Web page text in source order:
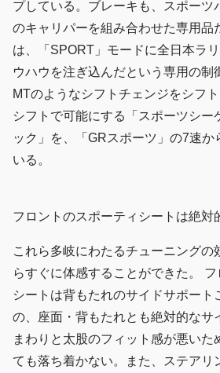
プしている。ブレーキも、スポーツ
のキャリパーを組み合わせた専用品
は、「SPORT」モードに全日本ラ
ウハウを注ぎ込んだという専用の制
MTのようなシフトチェンジをシフ
シフトで可能にする「スポーツシー
ック」を、「GRスポーツ」の7速か
いる。
フロントのスポーティシートは絶対
これら多岐にわたるチューニングの
らすぐに体感することができた。
シートは背もたれのサイドサポート
の、座面・背もたれとも絶対的なサ
まわりと太股のフィット感が悪いた
ても落ち着かない。また、ステアリ